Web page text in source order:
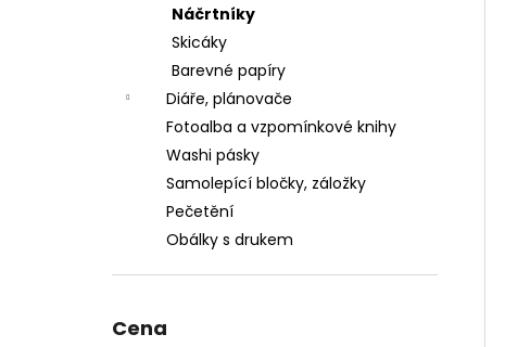
Náčrtníky
Skicáky
Barevné papíry
Diáře, plánovače
Fotoalba a vzpomínkové knihy
Washi pásky
Samolepící bločky, záložky
Pečetění
Obálky s drukem
Cena